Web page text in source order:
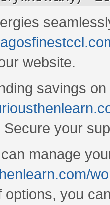
website.
savings on
your
manage
options, you